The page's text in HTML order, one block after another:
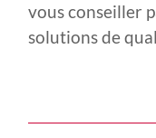
vous conseiller
solutions de